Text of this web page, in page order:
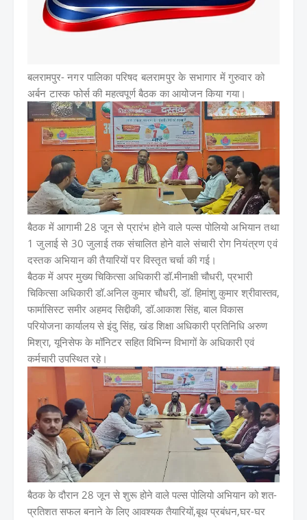
बलरामपुर- नगर पालिका परिषद बलरामपुर के सभागार में गुरुवार को
अर्बन टास्क फोर्स की महत्वपूर्ण बैठक का आयोजन किया गया।
बैठक में आगामी 28 जून से प्रारंभ होने वाले पल्स पोलियो अभियान तथा
1 जुलाई से 30 जुलाई तक संचालित होने वाले संचारी रोग नियंत्रण एवं
दस्तक अभियान की तैयारियों पर विस्तृत चर्चा की गई।
बैठक में अपर मुख्य चिकित्सा अधिकारी डॉ.मीनाक्षी चौधरी, प्रभारी
चिकित्सा अधिकारी डॉ.अनिल कुमार चौधरी, डॉ. हिमांशु कुमार श्रीवास्तव,
फार्मासिस्ट समीर अहमद सिद्दीकी, डॉ.आकाश सिंह, बाल विकास
परियोजना कार्यालय से इंदु सिंह, खंड शिक्षा अधिकारी प्रतिनिधि अरुण
मिश्रा, यूनिसेफ के मॉनिटर सहित विभिन्न विभागों के अधिकारी एवं
कर्मचारी उपस्थित रहे।
बैठक के दौरान 28 जून से शुरू होने वाले पल्स पोलियो अभियान को शत-
प्रतिशत सफल बनाने के लिए आवश्यक तैयारियों,बूथ प्रबंधन,घर-घर